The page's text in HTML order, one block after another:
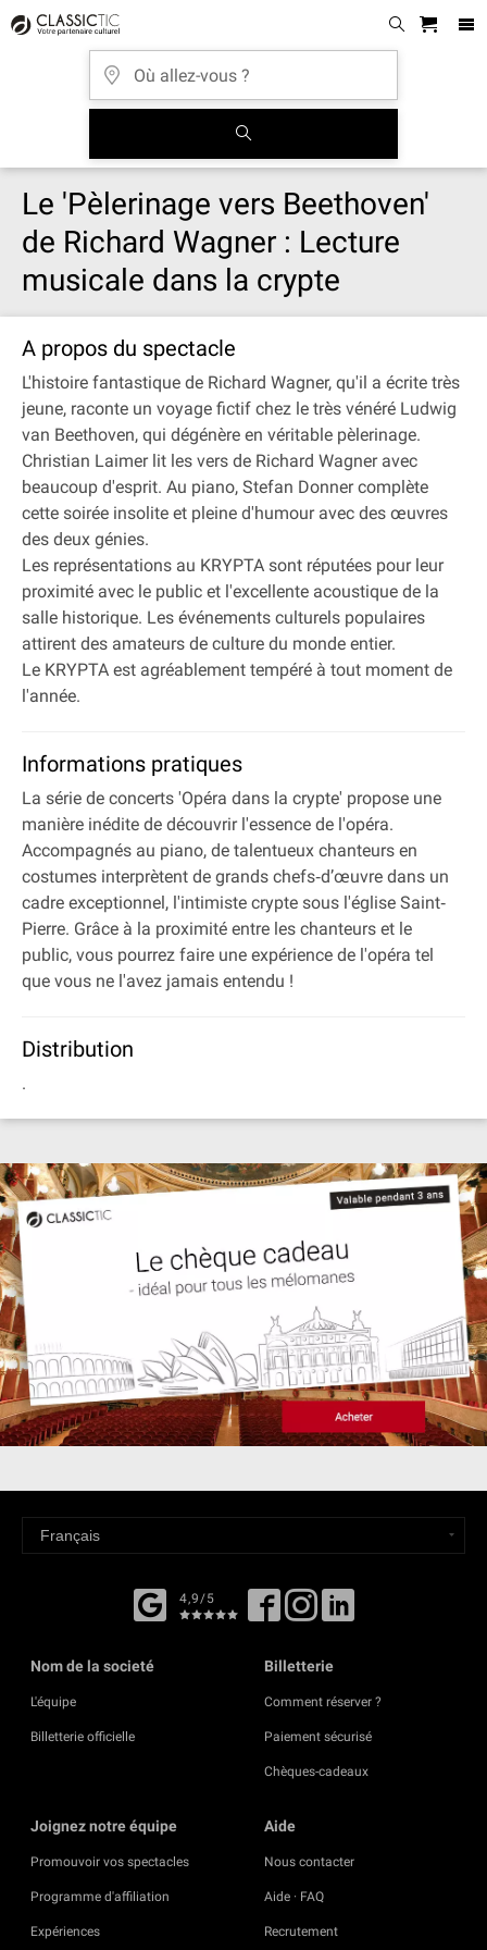
Le 'Pèlerinage vers Beethoven'
de Richard Wagner : Lecture
musicale dans la crypte
A propos du spectacle
L'histoire fantastique de Richard Wagner, qu'il a écrite très
jeune, raconte un voyage fictif chez le très vénéré Ludwig
van Beethoven, qui dégénère en véritable pèlerinage.
Christian Laimer lit les vers de Richard Wagner avec
beaucoup d'esprit. Au piano, Stefan Donner complète
cette soirée insolite et pleine d'humour avec des œuvres
des deux génies.
Les représentations au KRYPTA sont réputées pour leur
proximité avec le public et l'excellente acoustique de la
salle historique. Les événements culturels populaires
attirent des amateurs de culture du monde entier.
Le KRYPTA est agréablement tempéré à tout moment de
l'année.
Informations pratiques
La série de concerts 'Opéra dans la crypte' propose une
manière inédite de découvrir l'essence de l'opéra.
Accompagnés au piano, de talentueux chanteurs en
costumes interprètent de grands chefs‐d’œuvre dans un
cadre exceptionnel, l'intimiste crypte sous l'église Saint‐
Pierre. Grâce à la proximité entre les chanteurs et le
public, vous pourrez faire une expérience de l'opéra tel
que vous ne l'avez jamais entendu !
Distribution
.
4,9/5
Nom de la societé
L'équipe
Billetterie officielle
Billetterie
Comment réserver ?
Paiement sécurisé
Chèques-cadeaux
Joignez notre équipe
Promouvoir vos spectacles
Programme d'affiliation
Expériences
Aide
Nous contacter
Aide · FAQ
Recrutement